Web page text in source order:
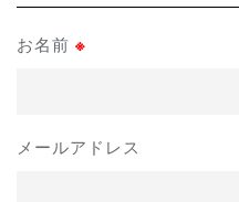
お名前 ※
メールアドレス